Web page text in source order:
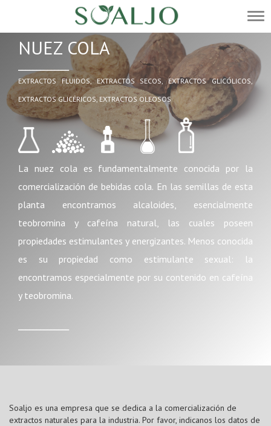
NUEZ COLA
EXTRACTOS FLUIDOS, EXTRACTOS SECOS, EXTRACTOS GLICÓLICOS,
EXTRACTOS GLICÉRICOS, EXTRACTOS OLEOSOS
La nuez cola es fundamentalmente conocida por la
comercialización de bebidas cola. En las semillas de esta
planta encontramos alcaloides, esencialmente
teobromina y cafeína natural, las cuales poseen
propiedades estimulantes y energizantes. Menos conocida
es su propiedad como estimulante sexual: la
encontramos especialmente por su contenido en cafeína
y teobromina.
Soaljo es una empresa que se dedica a la comercialización de
extractos naturales para la industria. Por favor, indicanos los datos de